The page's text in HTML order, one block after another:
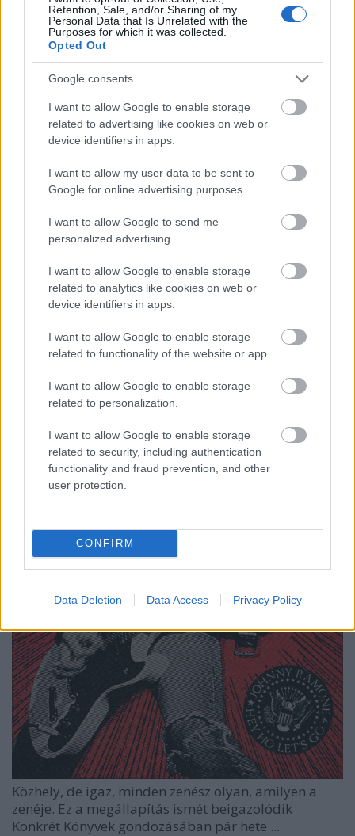
Retention, Sale, and/or Sharing of my
Personal Data that Is Unrelated with the
Purposes for which it was collected.
Opted Out
Google consents
I want to allow Google to enable storage
related to advertising like cookies on web or
device identifiers in apps.
I want to allow my user data to be sent to
Google for online advertising purposes.
I want to allow Google to send me
personalized advertising.
I want to allow Google to enable storage
related to analytics like cookies on web or
device identifiers in apps.
I want to allow Google to enable storage
related to functionality of the website or app.
I want to allow Google to enable storage
related to personalization.
I want to allow Google to enable storage
related to security, including authentication
functionality and fraud prevention, and other
user protection.
CONFIRM
Data Deletion Data Access Privacy Policy
Commando - Johnny Ramone
Lángoló könyvek
Kovács.Attila•2019. január 08.
Közhely, de igaz, minden zenész olyan, amilyen a
zenéje. Ez a megállapítás ismét beigazolódik
Konkrét Könyvek gondozásában pár hete ...